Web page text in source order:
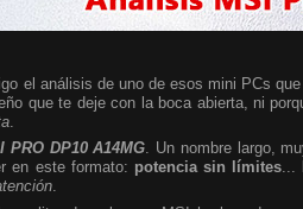
el análisis de uno de esos mini PCs
que te deje con la boca abierta, ni
PRO DP10 A14MG. Un nombre largo,
en este formato: potencia sin límites...
.